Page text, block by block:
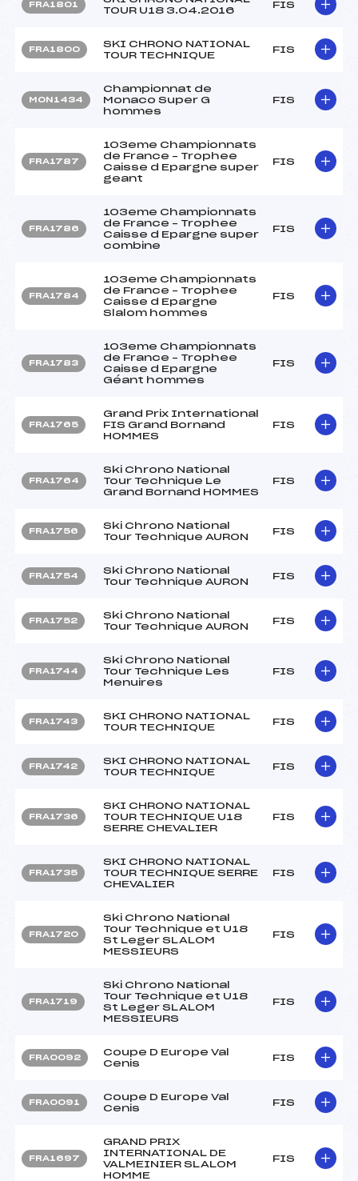
FRA1801
TOUR U18 3.04.2016
FIS
FRA1800
SKI CHRONO NATIONAL
TOUR TECHNIQUE
FIS
MON1434
Championnat de
Monaco Super G
hommes
FIS
FRA1787
103eme Championnats
de France – Trophee
Caisse d Epargne super
geant
FIS
FRA1786
103eme Championnats
de France – Trophee
Caisse d Epargne super
combine
FIS
FRA1784
103eme Championnats
de France – Trophee
Caisse d Epargne
Slalom hommes
FIS
FRA1783
103eme Championnats
de France – Trophee
Caisse d Epargne
Géant hommes
FIS
FRA1765
Grand Prix International
FIS Grand Bornand
HOMMES
FIS
FRA1764
Ski Chrono National
Tour Technique Le
Grand Bornand HOMMES
FIS
FRA1756
Ski Chrono National
Tour Technique AURON
FIS
FRA1754
Ski Chrono National
Tour Technique AURON
FIS
FRA1752
Ski Chrono National
Tour Technique AURON
FIS
FRA1744
Ski Chrono National
Tour Technique Les
Menuires
FIS
FRA1743
SKI CHRONO NATIONAL
TOUR TECHNIQUE
FIS
FRA1742
SKI CHRONO NATIONAL
TOUR TECHNIQUE
FIS
FRA1736
SKI CHRONO NATIONAL
TOUR TECHNIQUE U18
SERRE CHEVALIER
FIS
FRA1735
SKI CHRONO NATIONAL
TOUR TECHNIQUE SERRE
CHEVALIER
FIS
FRA1720
Ski Chrono National
Tour Technique et U18
St Leger SLALOM
MESSIEURS
FIS
FRA1719
Ski Chrono National
Tour Technique et U18
St Leger SLALOM
MESSIEURS
FIS
FRA0092
Coupe D Europe Val
Cenis
FIS
FRA0091
Coupe D Europe Val
Cenis
FIS
FRA1697
GRAND PRIX
INTERNATIONAL DE
VALMEINIER SLALOM
HOMME
FIS